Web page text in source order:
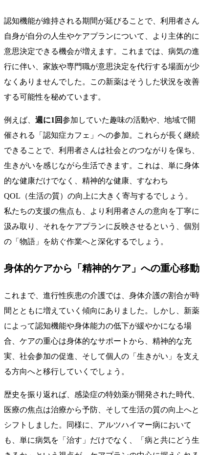
認知機能が維持される期間が延びることで、利用者さん
自身が自分の人生やケアプランについて、より主体的に
意思決定できる機会が増えます。これまでは、病気の進
行に伴い、家族や専門職が意思決定を代行する場面が少
なくありませんでした。この新薬はそうした状況を改善
する可能性を秘めています。
例えば、 週に1回参加していた趣味の活動や、地域で開
催される「認知症カフェ」への参加。これらが長く継続
できることで、利用者さんは社会とのつながりを保ち、
生きがいを感じながら生活できます。これは、単に身体
的な健康だけでなく、精神的な健康、すなわち
QOL（生活の質）の向上に大きく寄与するでしょう。
私たちの支援の焦点も、より利用者さんの意向を丁寧に
汲み取り、それをケアプランに反映させるという、個別
の「物語」を紡ぐ作業へと深化するでしょう。
身体的ケアから「精神的ケア」への重心移動
これまで、進行性疾患の介護では、身体介護の割合が時
間とともに増えていく傾向にありました。しかし、新薬
によって認知機能や身体能力の低下が緩やかになる場
合、ケアの重心は身体的なサポートから、精神的な充
実、社会参加の促進、そして個人の「生きがい」を支え
る方向へと移行していくでしょう。
歴史を振り返れば、感染症の特効薬が開発された時代、
医療の焦点は治療から予防、そして生活の質の向上へと
シフトしました。同様に、アルツハイマー病において
も、単に病気を「治す」だけでなく、「病と共にどう生